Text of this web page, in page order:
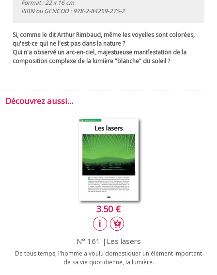
Format : 22 x 16 cm
ISBN ou GENCOD :978-2-84259-275-2
Si, comme le dit Arthur Rimbaud, même les voyelles sont colorées,
qu'est-ce qui ne l'est pas dans la nature ?
Qui n'a observé un arc-en-ciel, majestueuse manifestation de la
composition complexe de la lumière "blanche" du soleil ?
Découvrez aussi...
3.50 €
N° 161 |Les lasers
De tous temps, l'homme a voulu domestiquer un élément important
de sa vie quotidienne, la lumière.